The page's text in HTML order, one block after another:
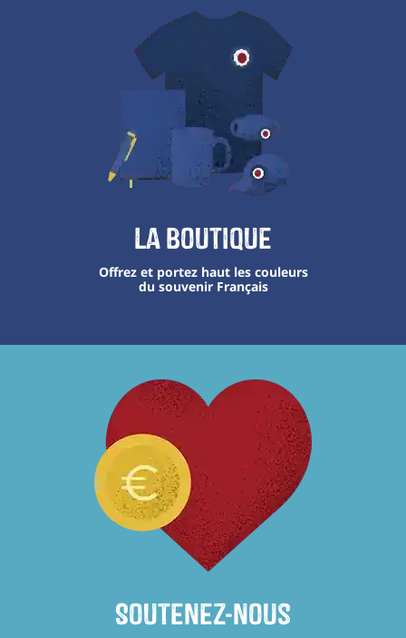
La boutique
Offrez et portez haut les couleurs
du souvenir Français
Soutenez-nous